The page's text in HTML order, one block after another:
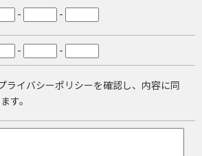
- -
- -
ライバシーポリシーを確認し、内容に同
す。